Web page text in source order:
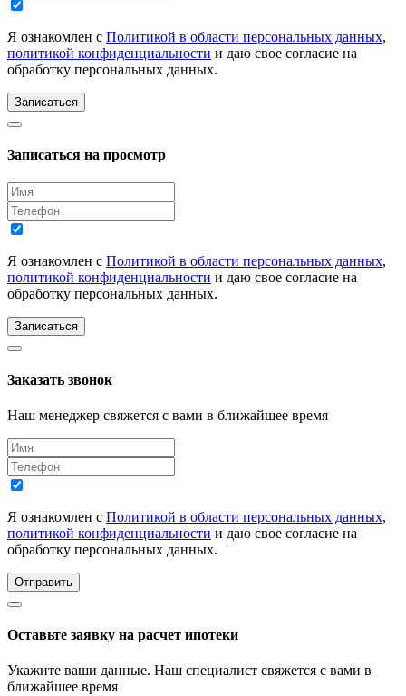
Я ознакомлен с Политикой в области персональных данных,
политикой конфиденциальности и даю свое согласие на
обработку персональных данных.
Записаться
Записаться на просмотр
Я ознакомлен с Политикой в области персональных данных,
политикой конфиденциальности и даю свое согласие на
обработку персональных данных.
Записаться
Заказать звонок
Наш менеджер свяжется с вами в ближайшее время
Я ознакомлен с Политикой в области персональных данных,
политикой конфиденциальности и даю свое согласие на
обработку персональных данных.
Отправить
Оставьте заявку на расчет ипотеки
Укажите ваши данные. Наш специалист свяжется с вами в
ближайшее время